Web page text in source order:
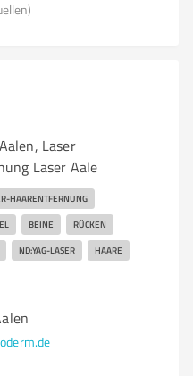
Laser
Laser Aale
HAARENTFERNUNG
BEINE RÜCKEN
ND:YAG-LASER HAARE